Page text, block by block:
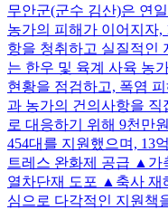
무안군(군수 김산)은 연
농가의 피해가 이어지자
항을 청취하고 실질적인
는 한우 및 육계 사육 농
현황을 점검하고, 폭염
과 농가의 건의사항을 직
로 대응하기 위해 9천만
454대를 지원했으며, 13
트레스 완화제 공급 ▲
열차단재 도포 ▲축사 재
심으로 다각적인 지원책